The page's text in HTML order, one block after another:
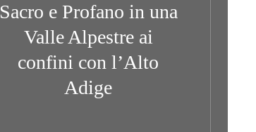
Sacro e Profano in una
Valle Alpestre ai
confini con l’Alto
Adige